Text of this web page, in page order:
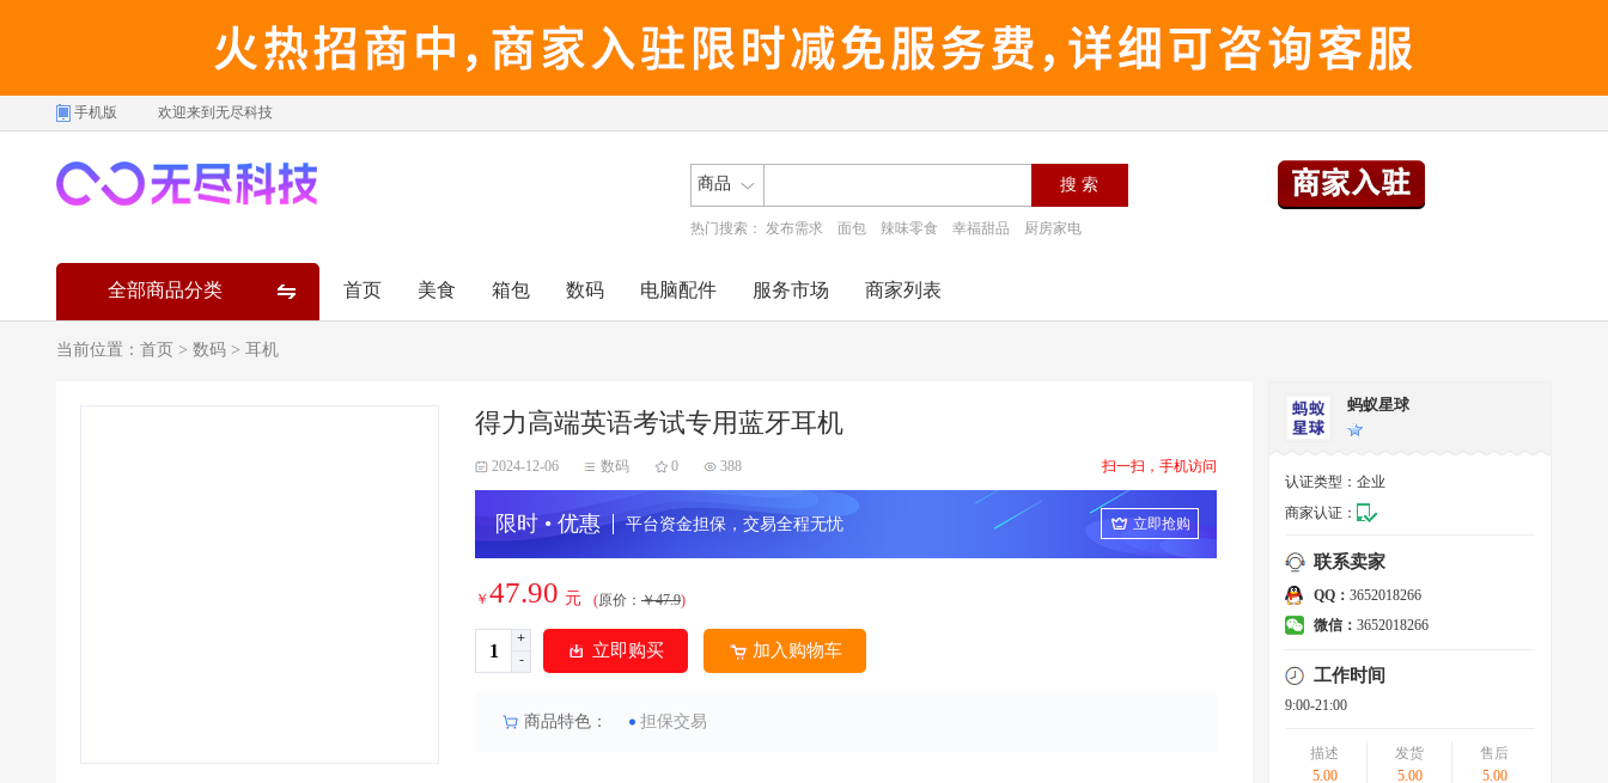
手机版 欢迎来到无尽科技
商品
热门搜索： 发布需求 面包 辣味零食 幸福甜品 厨房家电
全部商品分类 首页 美食 箱包 数码 电脑配件 服务市场 商家列表
当前位置： 首页 > 数码 > 耳机
得力高端英语考试专用蓝牙耳机
2024-12-06 数码 0 388 扫一扫，手机访问
限时 • 优惠 平台资金担保，交易全程无忧 立即抢购
￥ 47.90 元 (原价： ￥47.9)
+
-
立即购买 加入购物车
商品特色： 担保交易
蚂蚁星球
认证类型： 企业
商家认证：
联系卖家
QQ： 3652018266
微信： 3652018266
工作时间
9:00-21:00
描述
5.00
发货
5.00
售后
5.00